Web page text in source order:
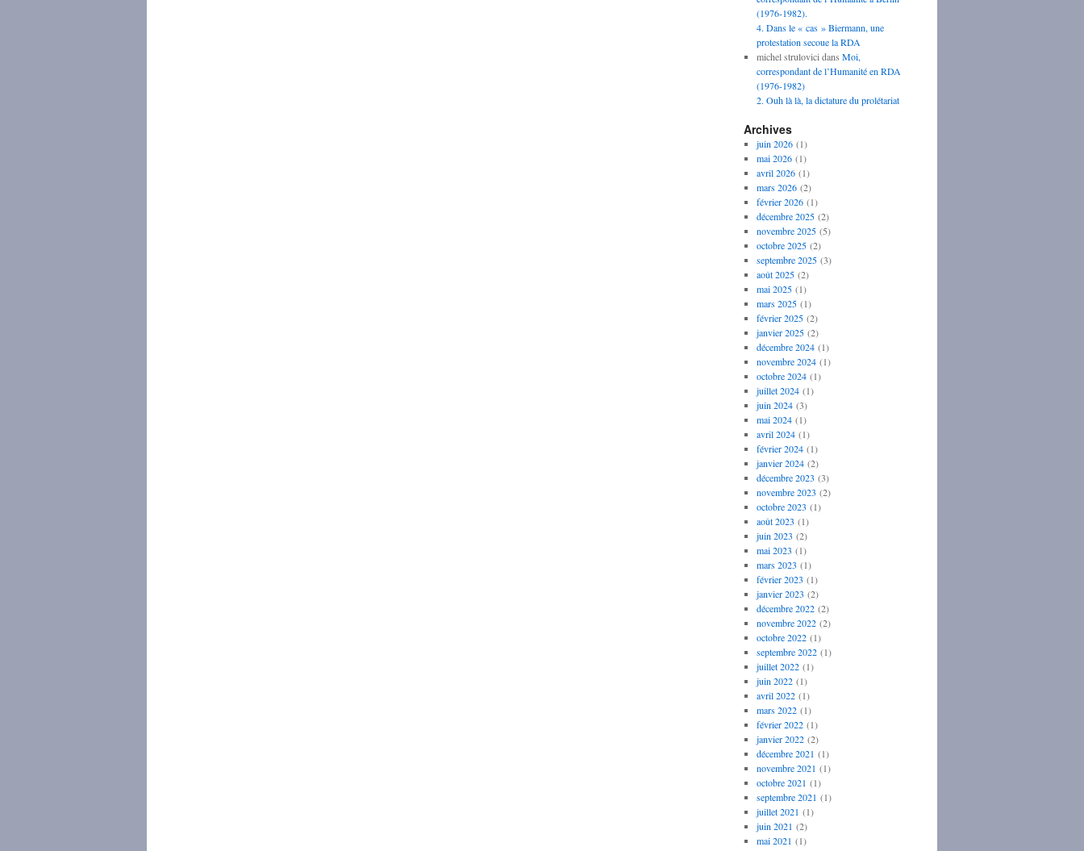
(1976-1982).
4. Dans le « cas » Biermann, une
protestation secoue la RDA
michel strulovici dans Moi,
correspondant de l’Humanité en RDA
(1976-1982)
2. Ouh là là, la dictature du prolétariat
Archives
juin 2026(1)
mai 2026(1)
avril 2026(1)
mars 2026(2)
février 2026(1)
décembre 2025(2)
novembre 2025(5)
octobre 2025(2)
septembre 2025(3)
août 2025(2)
mai 2025(1)
mars 2025(1)
février 2025(2)
janvier 2025(2)
décembre 2024(1)
novembre 2024(1)
octobre 2024(1)
juillet 2024(1)
juin 2024(3)
mai 2024(1)
avril 2024(1)
février 2024(1)
janvier 2024(2)
décembre 2023 (3)
novembre 2023 (2)
octobre 2023 (1)
août 2023 (1)
juin 2023 (2)
mai 2023 (1)
mars 2023 (1)
février 2023 (1)
janvier 2023 (2)
décembre 2022(2)
novembre 2022(2)
octobre 2022(1)
septembre 2022(1)
juillet 2022(1)
juin 2022(1)
avril 2022(1)
mars 2022(1)
février 2022(1)
janvier 2022(2)
décembre 2021 (1)
novembre 2021 (1)
octobre 2021 (1)
septembre 2021 (1)
juillet 2021 (1)
juin 2021 (2)
mai 2021 (1)